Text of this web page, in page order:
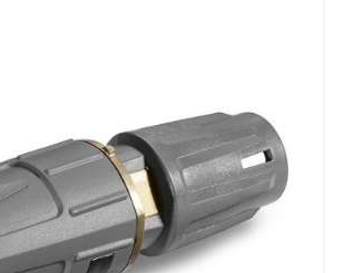
Parçaları